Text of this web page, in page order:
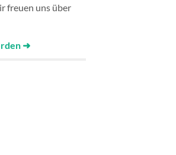
freuen uns über
➜